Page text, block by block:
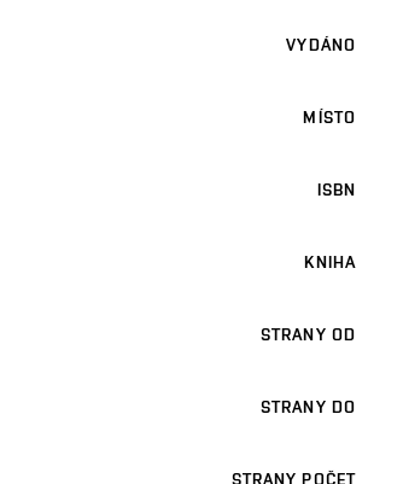
VYDÁNO
MÍSTO
ISBN
KNIHA
STRANY OD
STRANY DO
STRANY POČET